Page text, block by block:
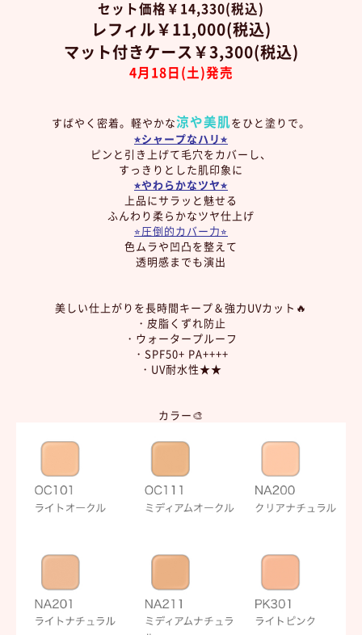
セット価格￥14,330(税込)
レフィル￥11,000(税込)
マット付きケース￥3,300(税込)
4月18日(土)発売
すばやく密着。軽やかな涼や美肌をひと塗りで。
⭐︎シャープなハリ⭐︎
ピンと引き上げて毛穴をカバーし、
すっきりとした肌印象に
⭐︎やわらかなツヤ⭐︎
上品にサラッと魅せる
ふんわり柔らかなツヤ仕上げ
⭐︎圧倒的カバー力⭐︎
色ムラや凹凸を整えて
透明感までも演出
美しい仕上がりを長時間キープ＆強力UVカット🔥
・皮脂くずれ防止
・ウォータープルーフ
・SPF50+ PA++++
・UV耐水性★★
カラー🎨